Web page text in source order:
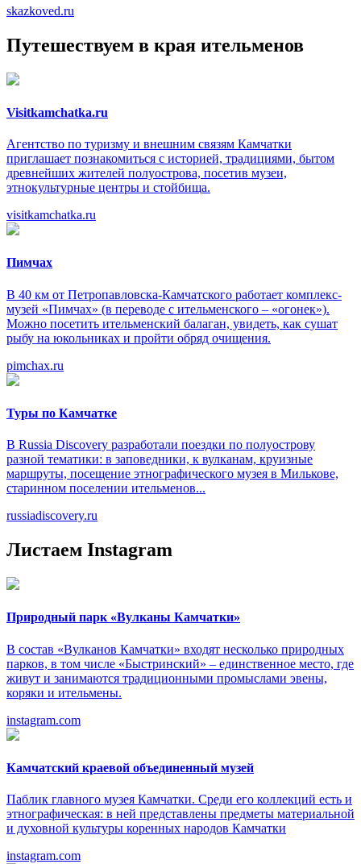
skazkoved.ru
Путешествуем в края ительменов
Visitkamchatka.ru
Агентство по туризму и внешним связям Камчатки
приглашает познакомиться с историей, традициями, бытом
древнейших жителей полуострова, посетив музеи,
этнокультурные центры и стойбища.
visitkamchatka.ru
Пимчах
В 40 км от Петропавловска-Камчатского работает комплекс-
музей «Пимчах» (в переводе с ительменского – «огонек»).
Можно посетить ительменский балаган, увидеть, как сушат
рыбу на юкольниках и пройти обряд очищения.
pimchax.ru
Туры по Камчатке
В Russia Discovery разработали поездки по полуострову
разной тематики: в заповедники, к вулканам, круизные
маршруты, посещение этнографического музея в Милькове,
старинном поселении ительменов...
russiadiscovery.ru
Листаем Instagram
Природный парк «Вулканы Камчатки»
В состав «Вулканов Камчатки» входят несколько природных
парков, в том числе «Быстринский» – единственное место, где
живут и занимаются традиционными промыслами эвены,
коряки и ительмены.
instagram.com
Камчатский краевой объединенный музей
Паблик главного музея Камчатки. Среди его коллекций есть и
этнографическая: в ней представлены предметы материальной
и духовной культуры коренных народов Камчатки
instagram.com